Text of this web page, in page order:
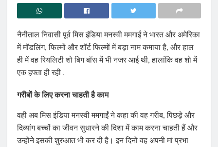
नैनीताल निवासी पूर्व मिस इंडिया मनस्वी ममगाईं ने भारत और अमेरिका
में मॉडलिंग, फिल्मों और शॉर्ट फिल्मों में बड़ा नाम कमाया है, और हाल
ही में वह रियलिटी शो बिग बॉस में भी नजर आई थी, हालांकि वह शो में
एक हफ्ता ही रही .
गरीबों के लिए करना चाहती है काम
वही अब मिस इंडिया मनस्वी ममगाईं ने कहा की वह गरीब, पिछड़े और
दिव्यांग बच्चों का जीवन सुधारने की दिशा में काम करना चाहती हैं और
उन्होंने इसकी शुरुआत भी कर दी है। इन दिनों वह अपनी मां प्रभा